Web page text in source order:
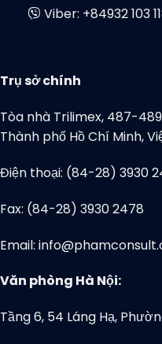
Viber: +84932 103
Trụ sở chính
Tòa nhà Trilimex, 487-
Thành phố Hồ Chí Minh,
Điện thoại: (84-28) 3930
Fax: (84-28) 3930 2478
Email:
Văn phòng Hà Nội:
Tầng 6, 54 Láng Hạ,